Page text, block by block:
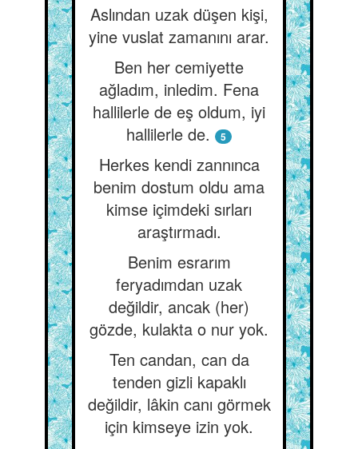
Aslından uzak düşen kişi,
yine vuslat zamanını arar.
Ben her cemiyette
ağladım, inledim. Fena
hallilerle de eş oldum, iyi
hallilerle de.
5
Herkes kendi zannınca
benim dostum oldu ama
kimse içimdeki sırları
araştırmadı.
Benim esrarım
feryadımdan uzak
değildir, ancak (her)
gözde, kulakta o nur yok.
Ten candan, can da
tenden gizli kapaklı
değildir, lâkin canı görmek
için kimseye izin yok.